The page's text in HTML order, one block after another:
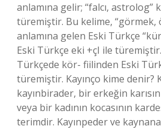
anlamına gelir; “falcı, astrolog”
türemiştir. Bu kelime, “görmek,
anlamına gelen Eski Türkçe
Eski Türkçe eki +çI ile
Türkçede kör- fiilinden Eski
türemiştir. Kayınço kime denir?
kayınbirader, bir erkeğin
veya bir kadının kocasının
terimdir. Kayınpeder ve